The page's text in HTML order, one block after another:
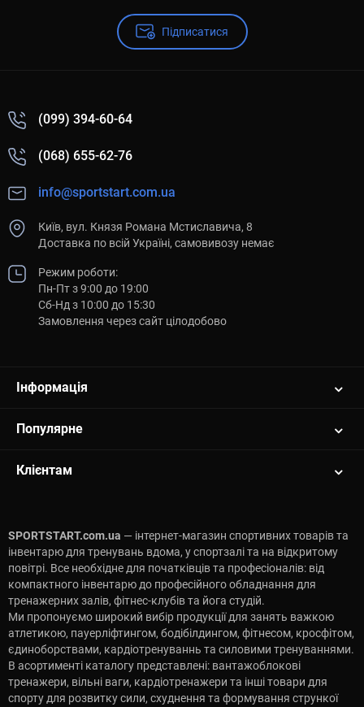
Підписатися
(099) 394-60-64
(068) 655-62-76
info@sportstart.com.ua
Київ, вул. Князя Романа Мстиславича, 8
Доставка по всій Україні, самовивозу немає
Режим роботи:
Пн-Пт з 9:00 до 19:00
Сб-Нд з 10:00 до 15:30
Замовлення через сайт цілодобово
Інформація
Популярне
Клієнтам
SPORTSTART.com.ua — інтернет-магазин спортивних товарів та
інвентарю для тренувань вдома, у спортзалі та на відкритому
повітрі. Все необхідне для початківців та професіоналів: від
компактного інвентарю до професійного обладнання для
тренажерних залів, фітнес-клубів та йога студій.
Ми пропонуємо широкий вибір продукції для занять важкою
атлетикою, пауерліфтингом, бодібілдингом, фітнесом, кросфітом,
єдиноборствами, кардіотренуваннь та силовими тренуваннями.
В асортименті каталогу представлені: вантажоблокові
тренажери, вільні ваги, кардіотренажери та інші товари для
спорту для розвитку сили, схуднення та формування стрункої